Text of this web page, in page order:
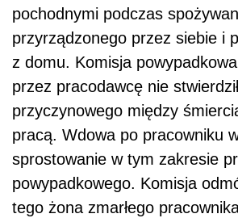
pochodnymi podczas
przyrządzonego przez siebie i
z domu. Komisja powypadkowa
przez pracodawcę nie
przyczynowego między
pracą. Wdowa po pracowniku
sprostowanie w tym zakresie
powypadkowego. Komisja
tego żona zmarłego